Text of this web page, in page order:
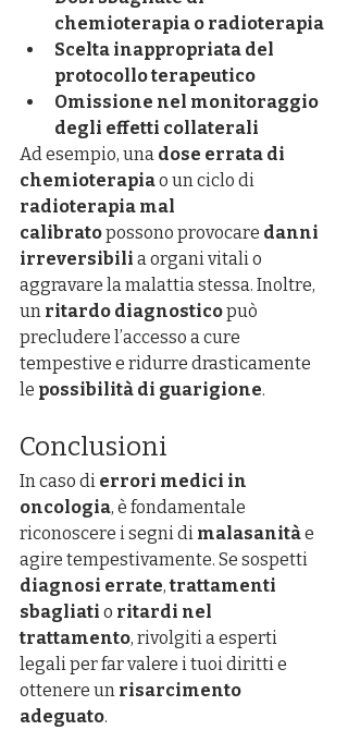
chemioterapia o radioterapia
Scelta inappropriata del
protocollo terapeutico
Omissione nel monitoraggio
degli effetti collaterali
Ad esempio, una dose errata di
chemioterapia o un ciclo di
radioterapia mal
calibrato possono provocare danni
irreversibili a organi vitali o
aggravare la malattia stessa. Inoltre,
un ritardo diagnostico può
precludere l’accesso a cure
tempestive e ridurre drasticamente
le possibilità di guarigione.
Conclusioni
In caso di errori medici in
oncologia, è fondamentale
riconoscere i segni di malasanità e
agire tempestivamente. Se sospetti
diagnosi errate, trattamenti
sbagliati o ritardi nel
trattamento, rivolgiti a esperti
legali per far valere i tuoi diritti e
ottenere un risarcimento
adeguato.